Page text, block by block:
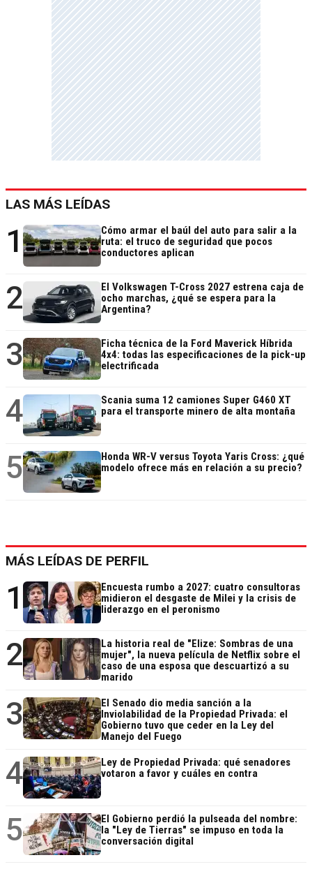
LAS MÁS LEÍDAS
1
Cómo armar el baúl del auto para salir a la
ruta: el truco de seguridad que pocos
conductores aplican
2
El Volkswagen T-Cross 2027 estrena caja de
ocho marchas, ¿qué se espera para la
Argentina?
3
Ficha técnica de la Ford Maverick Híbrida
4x4: todas las especificaciones de la pick-up
electrificada
4
Scania suma 12 camiones Super G460 XT
para el transporte minero de alta montaña
5
Honda WR-V versus Toyota Yaris Cross: ¿qué
modelo ofrece más en relación a su precio?
MÁS LEÍDAS DE PERFIL
1
Encuesta rumbo a 2027: cuatro consultoras
midieron el desgaste de Milei y la crisis de
liderazgo en el peronismo
2
La historia real de "Elize: Sombras de una
mujer", la nueva película de Netflix sobre el
caso de una esposa que descuartizó a su
marido
3
El Senado dio media sanción a la
Inviolabilidad de la Propiedad Privada: el
Gobierno tuvo que ceder en la Ley del
Manejo del Fuego
4
Ley de Propiedad Privada: qué senadores
votaron a favor y cuáles en contra
5
El Gobierno perdió la pulseada del nombre:
la "Ley de Tierras" se impuso en toda la
conversación digital